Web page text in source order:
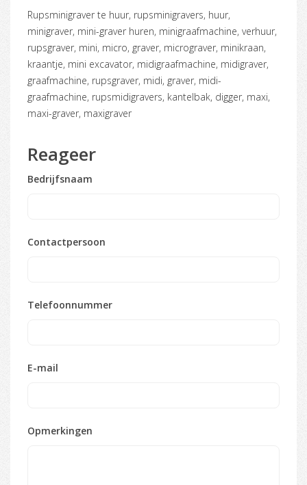
rupsminigraver te huur, rupsminigravers, huur,
minigraver, mini-graver huren, minigraafmachine, verhuur,
rupsgraver, mini, micro, graver, micrograver, minikraan,
kraantje, mini excavator, midigraafmachine, midigraver,
graafmachine, rupsgraver, midi, graver, midi-
graafmachine, rupsmidigravers, kantelbak, digger, maxi,
maxi-graver, maxigraver
Reageer
Bedrijfsnaam
Contactpersoon
Telefoonnummer
E-mail
Opmerkingen